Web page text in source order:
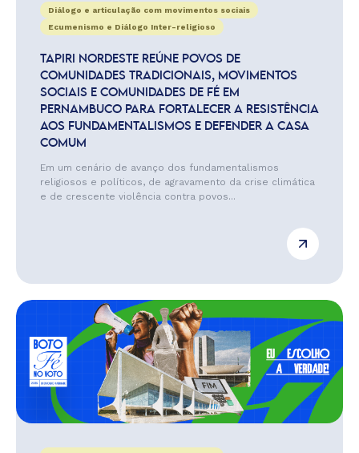
Diálogo e articulação com movimentos sociais
Ecumenismo e Diálogo Inter-religioso
TAPIRI NORDESTE REÚNE POVOS DE
COMUNIDADES TRADICIONAIS, MOVIMENTOS
SOCIAIS E COMUNIDADES DE FÉ EM
PERNAMBUCO PARA FORTALECER A RESISTÊNCIA
AOS FUNDAMENTALISMOS E DEFENDER A CASA
COMUM
Em um cenário de avanço dos fundamentalismos
religiosos e políticos, de agravamento da crise climática
e de crescente violência contra povos...